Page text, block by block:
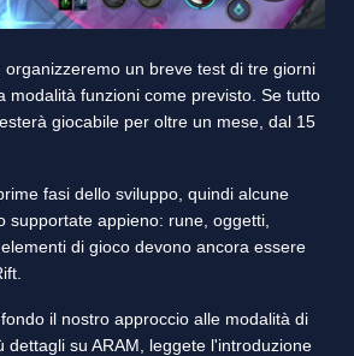
organizzeremo un breve test di tre giorni
modalità funzioni come previsto. Se tutto
giocabile per oltre un mese, dal 15
fasi dello sviluppo, quindi alcune
supportate appieno: rune, oggetti,
di gioco devono ancora essere
il nostro approccio alle modalità di
dettagli su ARAM, leggete l'introduzione